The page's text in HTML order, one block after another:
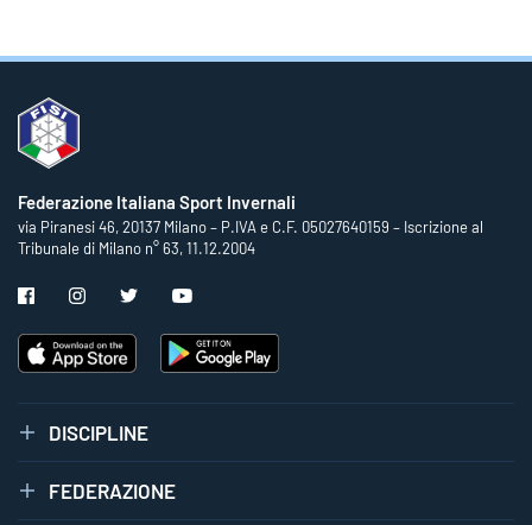
Federazione Italiana Sport Invernali
via Piranesi 46, 20137 Milano – P.IVA e C.F. 05027640159 – Iscrizione al
Tribunale di Milano n° 63, 11.12.2004
DISCIPLINE
FEDERAZIONE